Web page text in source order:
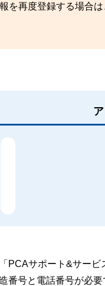
を再度登録する場合
PCAサポート&サービ
番号と電話番号が必要